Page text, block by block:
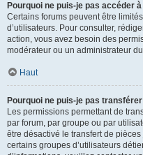
Pourquoi ne puis-je pas accéder
Certains forums peuvent être
d’utilisateurs. Pour consulter,
action, vous avez besoin des
modérateur ou un administrateur
Haut
Pourquoi ne puis-je pas
Les permissions permettant de
par forum, par groupe ou par
être désactivé le transfert de
certains groupes d’utilisateurs